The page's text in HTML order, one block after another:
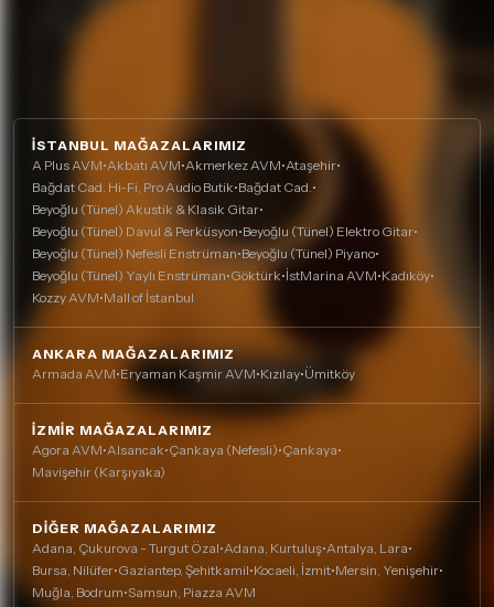
İSTANBUL MAĞAZALARIMIZ
A Plus AVM•Akbatı AVM•Akmerkez AVM•Ataşehir•
Bağdat Cad. Hi-Fi, Pro Audio Butik•Bağdat Cad.•
Beyoğlu (Tünel) Akustik & Klasik Gitar•
Beyoğlu (Tünel) Davul & Perküsyon•Beyoğlu (Tünel) Elektro Gitar•
Beyoğlu (Tünel) Nefesli Enstrüman•Beyoğlu (Tünel) Piyano•
Beyoğlu (Tünel) Yaylı Enstrüman•Göktürk•İstMarina AVM•Kadıköy•
Kozzy AVM•Mall of İstanbul
ANKARA MAĞAZALARIMIZ
Armada AVM•Eryaman Kaşmir AVM•Kızılay•Ümitköy
İZMIR MAĞAZALARIMIZ
Agora AVM•Alsancak•Çankaya (Nefesli)•Çankaya•
Mavişehir (Karşıyaka)
DIĞER MAĞAZALARIMIZ
Adana, Çukurova - Turgut Özal•Adana, Kurtuluş•Antalya, Lara•
Bursa, Nilüfer•Gaziantep, Şehitkamil•Kocaeli, İzmit•Mersin, Yenişehir•
Muğla, Bodrum•Samsun, Piazza AVM